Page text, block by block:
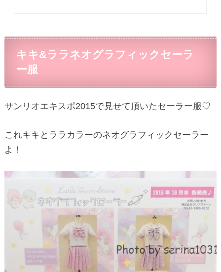
キキ&ララネオグラフィックセーラ
ー服
サンリオエキスポ2015で見せて頂いたセーラー服♡
これキキとララカラーのネオグラフィックセーラー
よ！